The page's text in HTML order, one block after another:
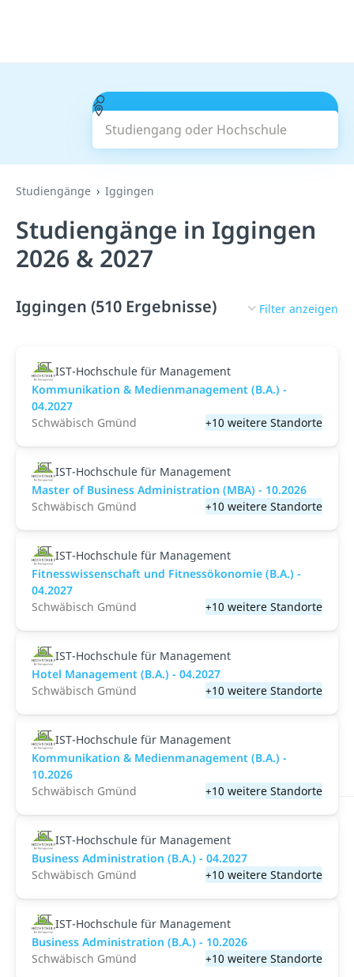
Studiengang oder Hochschule
Suchen
Studiengänge Iggingen
Studiengänge in Iggingen
2026 & 2027
Iggingen (510 Ergebnisse) Filter anzeigen
IST-Hochschule für Management
Kommunikation & Medienmanagement (B.A.) -
04.2027
Schwäbisch Gmünd
+10 weitere Standorte
IST-Hochschule für Management
Master of Business Administration (MBA) - 10.2026
Schwäbisch Gmünd
+10 weitere Standorte
IST-Hochschule für Management
Fitnesswissenschaft und Fitnessökonomie (B.A.) -
04.2027
Schwäbisch Gmünd
+10 weitere Standorte
IST-Hochschule für Management
Hotel Management (B.A.) - 04.2027
Schwäbisch Gmünd
+10 weitere Standorte
IST-Hochschule für Management
Kommunikation & Medienmanagement (B.A.) -
10.2026
Schwäbisch Gmünd
+10 weitere Standorte
IST-Hochschule für Management
Business Administration (B.A.) - 04.2027
Schwäbisch Gmünd
+10 weitere Standorte
IST-Hochschule für Management
Business Administration (B.A.) - 10.2026
Schwäbisch Gmünd
+10 weitere Standorte